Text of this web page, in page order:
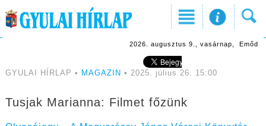
2026. augusztus 9., vasárnap, Emőd
GYULAI HÍRLAP • MAGAZIN • 2025. július 26. 15:00
Tusjak Marianna: Filmet főzünk